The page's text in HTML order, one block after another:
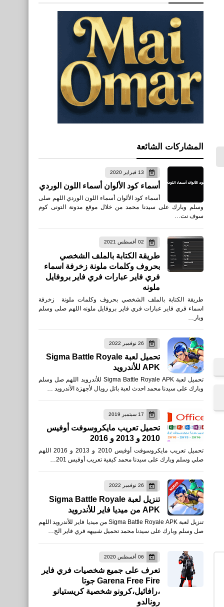
المشاركات الشائعة
13 فبراير 2020
أسماء كود الألوان أسماء اللون الوردي
أسماء كود الألوان أسماء اللون الوردي اللهم صلى
وسلم وبارك على سيدنا محمد من خلال موقع مدونة التونى كوم
سوف نت…
02 أغسطس 2021
طريقة الكتابة بالملف الشخصي
بحروف وكلمات ملونة زخرفة اسماء
فري فاير عبارات فري فاير بروفايل
ملونه
طريقة الكتابة بالملف الشخصي بحروف وكلمات ملونة زخرفة
اسماء فري فاير عبارات فري فاير بروفايل ملونه اللهم صلى وسلم
وبار…
26 نوفمبر 2022
تحميل لعبة Sigma Battle Royale
APK للأندرويد
تحميل لعبة Sigma Battle Royale APK للأندرويد اللهم صل وسلم
وبارك على سيدنا محمد احدث لعبة باتل رويال لأجهزة الأندرويد …
17 سبتمبر 2019
تحميل تعريب مايكروسوفت أوفيس
2010 و 2013 و 2016
تحميل تعريب مايكروسوفت أوفيس 2010 و 2013 و 2016 اللهم
صلي وسلم وبارك على سيدنا محمد كيفية تعريب أوفيس 201…
26 نوفمبر 2022
تنزيل لعبة Sigma Battle Royale
APK من ميديا فاير للأندرويد
تنزيل لعبة Sigma Battle Royale APK من ميديا فاير للأندرويد اللهم
صل وسلم وبارك على سيدنا محمد تحميل شبيهه فري فاير الج…
06 أغسطس 2020
تعرف على جميع شخصيات فري فاير
Garena Free Fire جوتا
،رافائيل،كرونو شخصية كريستيانو
رونالدو
اخبار
عروض PlayStation الرسمية
ليوم الجمعة الأسود 2025 لعبة
Battlefield 6
الميزات المدعومة بالذكاء
الاصطناعي في Windows 11